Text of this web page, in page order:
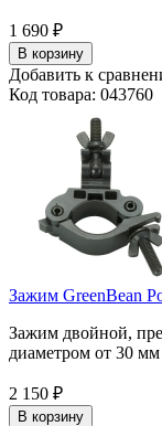
1 690 ₽
В корзину
Добавить к
Код товара: 043760
Зажим GreenBean
Зажим двойной,
диаметром от 30
2 150 ₽
В корзину